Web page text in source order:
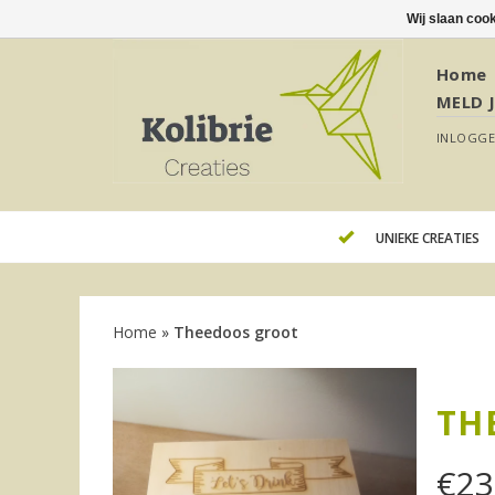
Home
MELD
UNIEKE CREATIES
Home » Theedoos groot
€
Wij slaan